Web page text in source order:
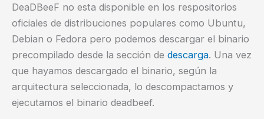
DeaDBeeF no esta disponible en los respositorios
oficiales de distribuciones populares como Ubuntu,
Debian o Fedora pero podemos descargar el binario
precompilado desde la sección de descarga. Una vez
que hayamos descargado el binario, según la
arquitectura seleccionada, lo descompactamos y
ejecutamos el binario deadbeef.